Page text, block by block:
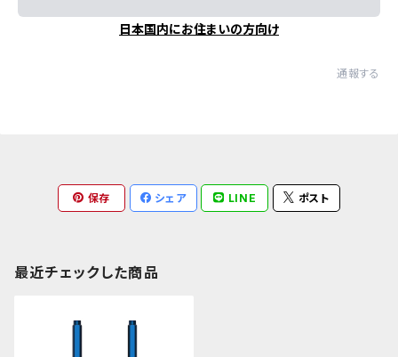
日本国内にお住まいの方向け
通報する
保存 シェア LINE ポスト
最近チェックした商品